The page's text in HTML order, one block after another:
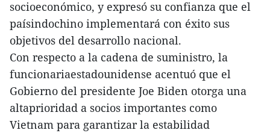
socioeconómico, y expresó su confianza que el
paísindochino implementará con éxito sus
objetivos del desarrollo nacional.
Con respecto a la cadena de suministro, la
funcionariaestadounidense acentuó que el
Gobierno del presidente Joe Biden otorga una
altaprioridad a socios importantes como
Vietnam para garantizar la estabilidad